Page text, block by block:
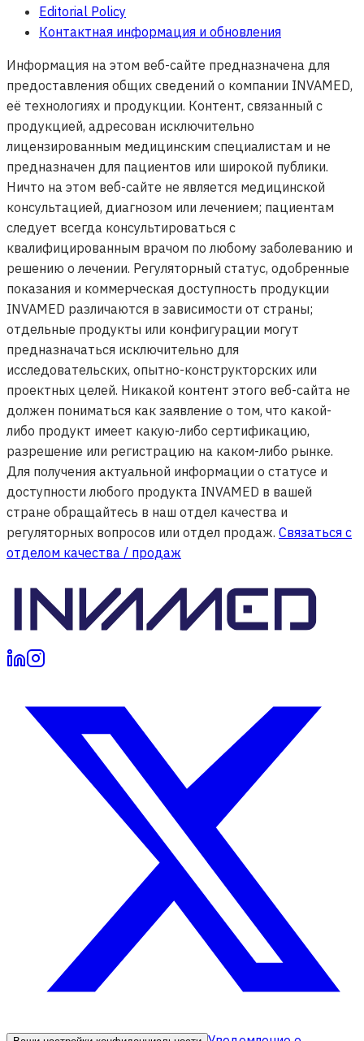
Editorial Policy
Контактная информация и обновления
Информация на этом веб-сайте предназначена для
предоставления общих сведений о компании INVAMED,
её технологиях и продукции. Контент, связанный с
продукцией, адресован исключительно
лицензированным медицинским специалистам и не
предназначен для пациентов или широкой публики.
Ничто на этом веб-сайте не является медицинской
консультацией, диагнозом или лечением; пациентам
следует всегда консультироваться с
квалифицированным врачом по любому заболеванию и
решению о лечении. Регуляторный статус, одобренные
показания и коммерческая доступность продукции
INVAMED различаются в зависимости от страны;
отдельные продукты или конфигурации могут
предназначаться исключительно для
исследовательских, опытно-конструкторских или
проектных целей. Никакой контент этого веб-сайта не
должен пониматься как заявление о том, что какой-
либо продукт имеет какую-либо сертификацию,
разрешение или регистрацию на каком-либо рынке.
Для получения актуальной информации о статусе и
доступности любого продукта INVAMED в вашей
стране обращайтесь в наш отдел качества и
регуляторных вопросов или отдел продаж. Связаться с
отделом качества / продаж